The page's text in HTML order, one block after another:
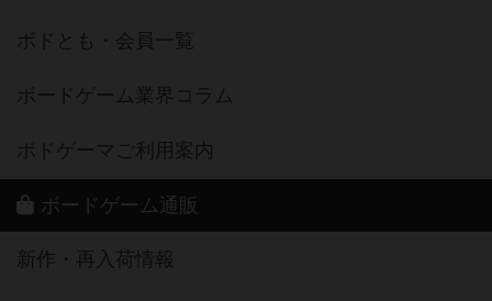
ボドとも・会員一覧
ボードゲーム業界コラム
ボドゲーマご利用案内
ボードゲーム通販
新作・再入荷情報